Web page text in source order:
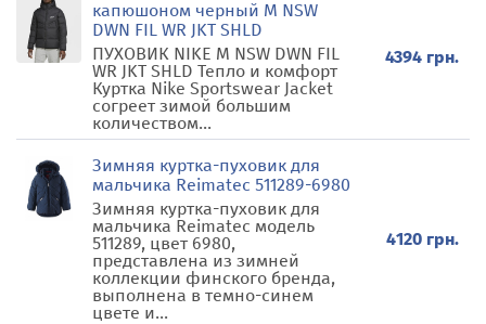
капюшоном черный M NSW
DWN FIL WR JKT SHLD
ПУХОВИК NIKE M NSW DWN FIL
WR JKT SHLD Тепло и комфорт
Куртка Nike Sportswear Jacket
согреет зимой большим
количеством...
4394 грн.
Зимняя куртка-пуховик для
мальчика Reimatec 511289-6980
Зимняя куртка-пуховик для
мальчика Reimatec модель
511289, цвет 6980,
представлена из зимней
коллекции финского бренда,
выполнена в темно-синем
цвете и...
4120 грн.